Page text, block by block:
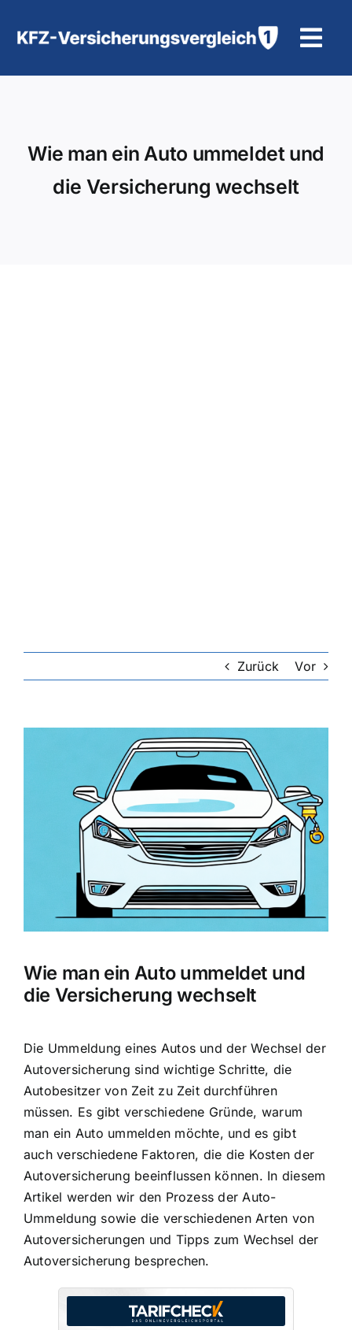
Inhalt
Hilfe und Kontakt
Wie man ein Auto ummeldet und
die Versicherung wechselt
Zurück Vor
Wie man ein Auto ummeldet und
die Versicherung wechselt
Die Ummeldung eines Autos und der Wechsel der
Autoversicherung sind wichtige Schritte, die
Autobesitzer von Zeit zu Zeit durchführen
müssen. Es gibt verschiedene Gründe, warum
man ein Auto ummelden möchte, und es gibt
auch verschiedene Faktoren, die die Kosten der
Autoversicherung beeinflussen können. In diesem
Artikel werden wir den Prozess der Auto-
Ummeldung sowie die verschiedenen Arten von
Autoversicherungen und Tipps zum Wechsel der
Autoversicherung besprechen.